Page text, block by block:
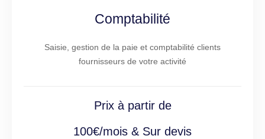
Comptabilité
Saisie, gestion de la paie et comptabilité clients
fournisseurs de votre activité
Prix à partir de
100€/mois & Sur devis